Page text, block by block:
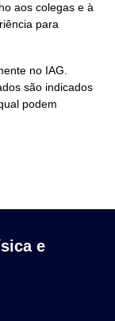
aos colegas e à
para
no IAG.
são indicados
podem
e